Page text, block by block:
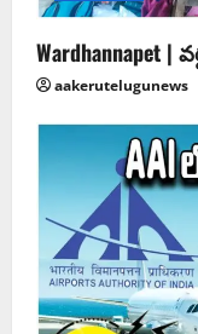
Wardhannapet
aakerutelugunews